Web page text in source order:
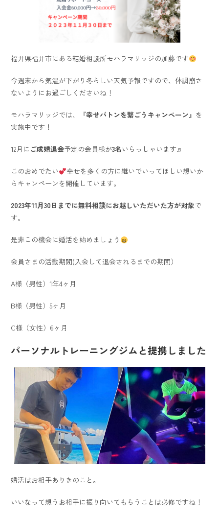
福井県福井市にある結婚相談所モハラマリッジの加藤です
今週末から気温が下がり冬らしい天気予報ですので、体調崩さ
ないようにお過ごしくださいね！
モハラマリッジでは、『幸せバトンを繋ごうキャンペーン』を
実施中です！
12月に ご成婚退会予定の会員様が3名 いらっしゃいます♬
このおめでたい
幸せを多くの方に継いでいってほしい想いか
らキャンペーンを開催しています。
2023年11月30日までに無料相談にお越しいただいた方が対象で
す。
是非この機会に婚活を始めましょう
会員さまの活動期間(入会して退会されるまでの期間）
A様（男性）1年4ヶ月
B様（男性）5ヶ月
C様（女性）6ヶ月
パーソナルトレーニングジムと提携しました
婚活はお相手ありきのこと。
いいなって想うお相手に振り向いてもらうことは必修ですね！